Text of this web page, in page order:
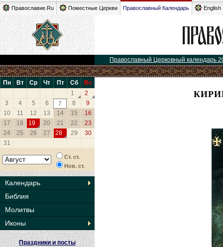
Православие.Ru Поместные Церкви Православный Календарь English
Православный Церковный календарь
Пн Вт Ср Чт Пт Сб
Вс
1
2
3
4 5 6 7 8
9
10
11 12 13 14 15
16
17
18 19 20 21 22
23
24
25 26 27 28 29
30
31
Ст. ст.
Нов. ст.
Календарь
Библия
Молитвы
Иконы
Праздники и посты